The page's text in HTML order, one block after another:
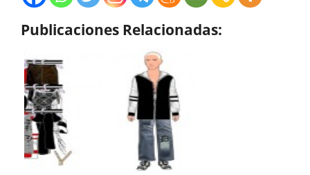
Publicaciones Relacionadas: